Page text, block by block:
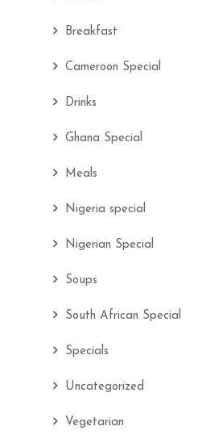
Breakfast
Cameroon Special
Drinks
Ghana Special
Meals
Nigeria special
Nigerian Special
Soups
South African Special
Specials
Uncategorized
Vegetarian